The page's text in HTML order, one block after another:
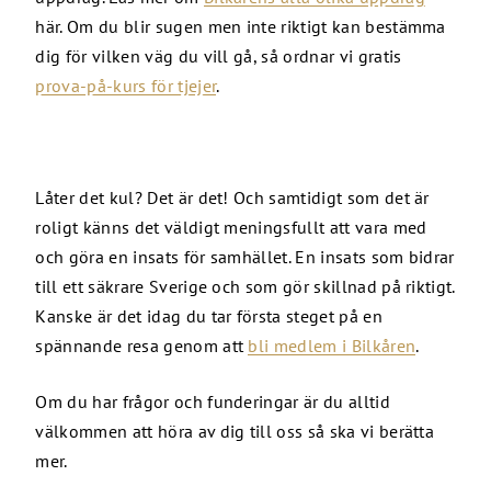
här. Om du blir sugen men inte riktigt kan bestämma
dig för vilken väg du vill gå, så ordnar vi gratis
prova-på-kurs för tjejer.
Låter det kul? Det är det! Och samtidigt som det är
roligt känns det väldigt meningsfullt att vara med
och göra en insats för samhället. En insats som bidrar
till ett säkrare Sverige och som gör skillnad på riktigt.
Kanske är det idag du tar första steget på en
spännande resa genom att bli medlem i Bilkåren.
Om du har frågor och funderingar är du alltid
välkommen att höra av dig till oss så ska vi berätta
mer.